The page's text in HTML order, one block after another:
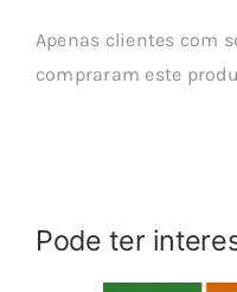
Apenas clientes com
compraram este
Pode ter